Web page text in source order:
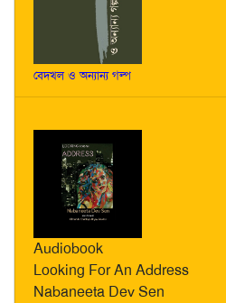
বেদখল ও অন্যান্য গল্প
Audiobook
Looking For An Address
Nabaneeta Dev Sen